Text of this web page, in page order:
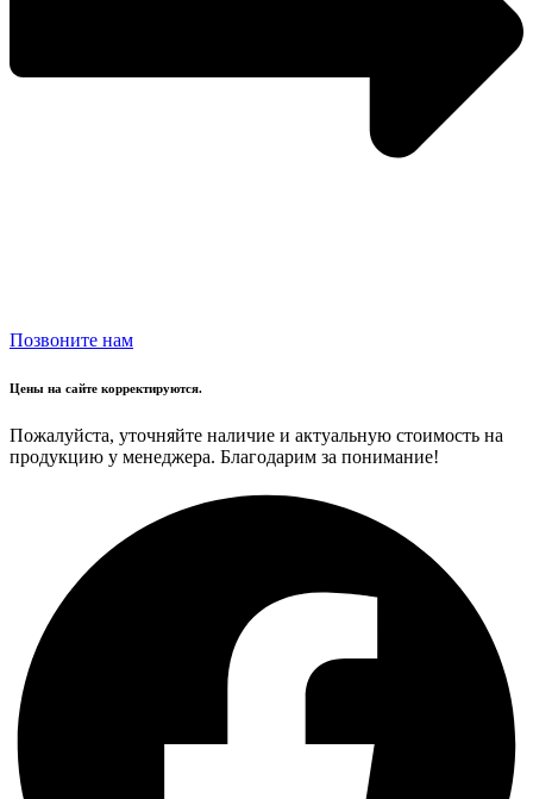
Позвоните нам
Цены на сайте корректируются.
Пожалуйста, уточняйте наличие и актуальную стоимость на
продукцию у менеджера. Благодарим за понимание!